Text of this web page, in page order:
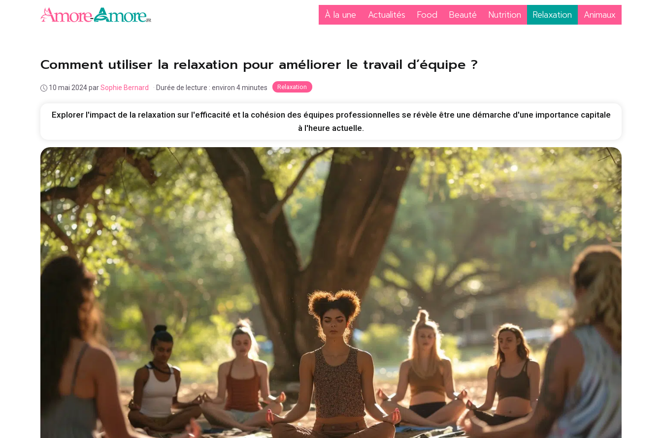
À la une Actualités Food Beauté Nutrition Relaxation Animaux
Relaxation
Comment utiliser la relaxation pour améliorer le travail d’équipe ?
10 mai 2024parSophie Bernard · Durée de lecture : environ 4 minutes
Explorer l'impact de la relaxation sur l'efficacité et la cohésion des équipes professionnelles se révèle être une démarche d'une importance capitale
à l'heure actuelle.